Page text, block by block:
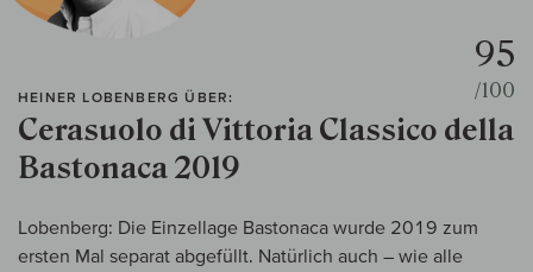
HEINER LOBENBERG ÜBER:
Cerasuolo di Vittoria Classico della
Bastonaca 2019
95
/100
Lobenberg: Die Einzellage Bastonaca wurde 2019 zum
ersten Mal separat abgefüllt. Natürlich auch – wie alle